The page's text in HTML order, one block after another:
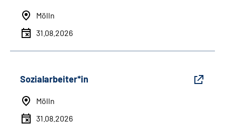
Mölln
31.08.2026
Sozialarbeiter*in
Mölln
31.08.2026